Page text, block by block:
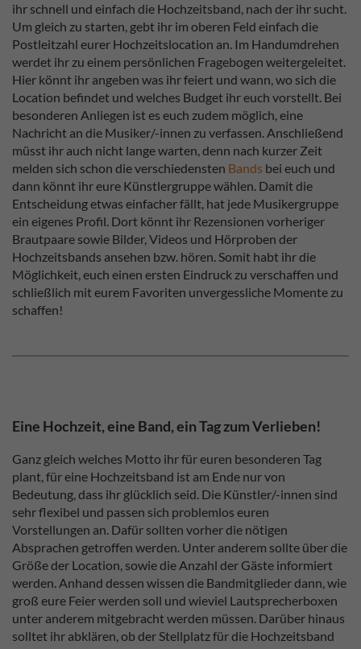
ihr schnell und einfach die Hochzeitsband, nach der ihr sucht.
Um gleich zu starten, gebt ihr im oberen Feld einfach die
Postleitzahl eurer Hochzeitslocation an. Im Handumdrehen
werdet ihr zu einem persönlichen Fragebogen weitergeleitet.
Hier könnt ihr angeben was ihr feiert und wann, wo sich die
Location befindet und welches Budget ihr euch vorstellt. Bei
besonderen Anliegen ist es euch zudem möglich, eine
Nachricht an die Musiker/-innen zu verfassen. Anschließend
müsst ihr auch nicht lange warten, denn nach kurzer Zeit
melden sich schon die verschiedensten Bands bei euch und
dann könnt ihr eure Künstlergruppe wählen. Damit die
Entscheidung etwas einfacher fällt, hat jede Musikergruppe
ein eigenes Profil. Dort könnt ihr Rezensionen vorheriger
Brautpaare sowie Bilder, Videos und Hörproben der
Hochzeitsbands ansehen bzw. hören. Somit habt ihr die
Möglichkeit, euch einen ersten Eindruck zu verschaffen und
schließlich mit eurem Favoriten unvergessliche Momente zu
schaffen!
Eine Hochzeit, eine Band, ein Tag zum Verlieben!
Ganz gleich welches Motto ihr für euren besonderen Tag
plant, für eine Hochzeitsband ist am Ende nur von
Bedeutung, dass ihr glücklich seid. Die Künstler/-innen sind
sehr flexibel und passen sich problemlos euren
Vorstellungen an. Dafür sollten vorher die nötigen
Absprachen getroffen werden. Unter anderem sollte über die
Größe der Location, sowie die Anzahl der Gäste informiert
werden. Anhand dessen wissen die Bandmitglieder dann, wie
groß eure Feier werden soll und wieviel Lautsprecherboxen
unter anderem mitgebracht werden müssen. Darüber hinaus
solltet ihr abklären, ob der Stellplatz für die Hochzeitsband